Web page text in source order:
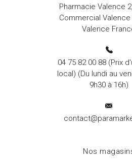
Pharmacie Valence
Commercial Valence
Valence
04 75 82 00 88(Prix
local) (Du lundi au
9h30 à 16h)
Nos